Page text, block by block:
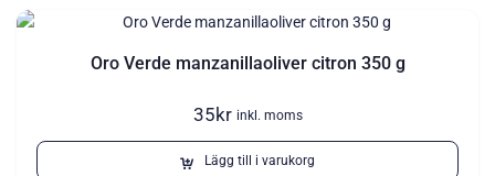
Oro Verde manzanillaoliver citron 350 g
35kr inkl. moms
Lägg till i varukorg